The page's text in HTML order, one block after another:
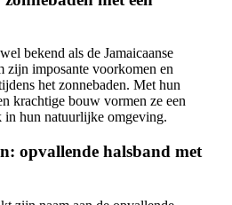
bekend als de Jamaicaanse
zijn imposante voorkomen en
het zonnebaden. Met hun
krachtige bouw vormen ze een
hun natuurlijke omgeving.
opvallende halsband met